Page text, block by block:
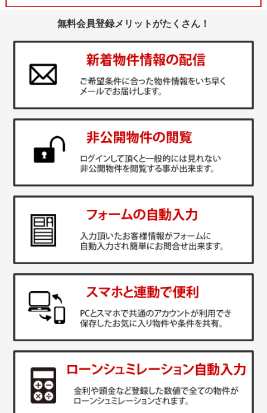
無料会員登録メリットがたくさん！